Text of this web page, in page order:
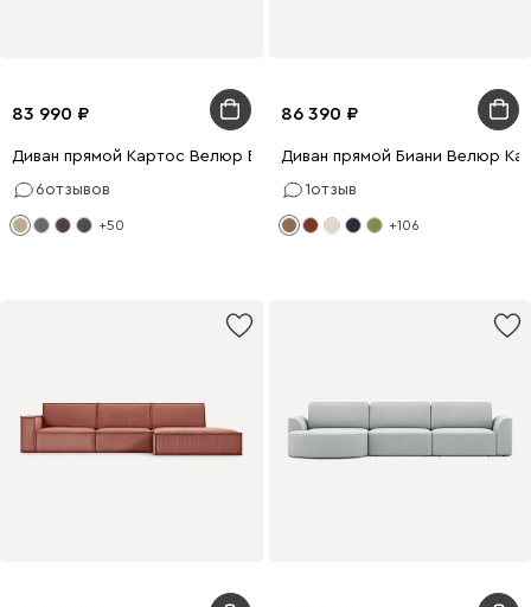
83 990
Диван прямой Картос Велюр Бежевый
6отзывов
+50
86 390
Диван прямой Биани Велюр
1отзыв
+106